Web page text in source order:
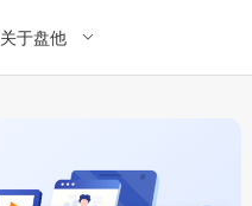
关于盘他